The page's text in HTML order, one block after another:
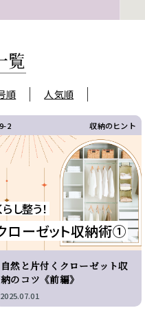
覧
順 人気順
9-2 収納のヒント
らし整う！
ローゼット収納術①
自然と片付くクローゼット収
納のコツ《前編》
2025.07.01